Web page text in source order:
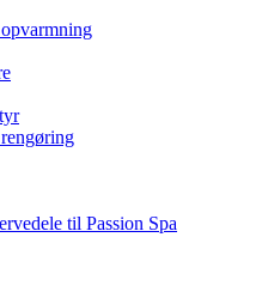
til Passion Spa